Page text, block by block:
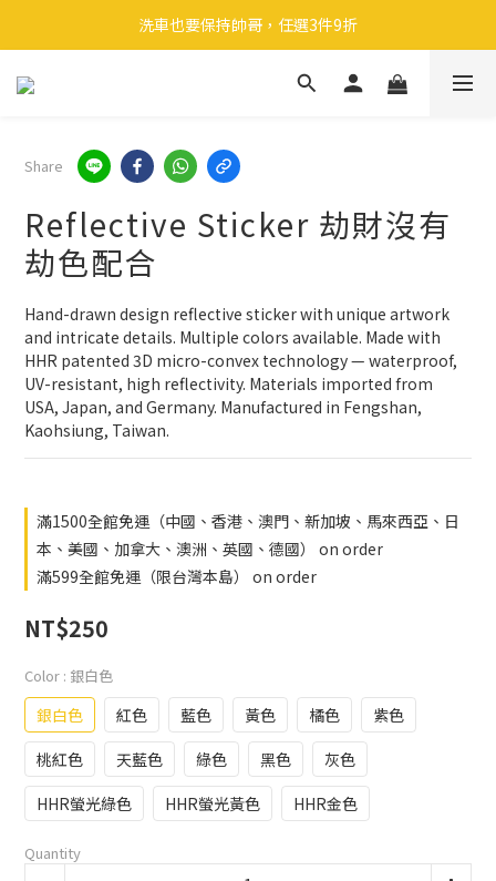
🎉 全館滿 599 免運（台灣本島）下單後 2 個工作天內寄出
洗車也要保持帥哥，任選3件9折
領取40元購物金
Share
Reflective Sticker 劫財沒有
劫色配合
Hand-drawn design reflective sticker with unique artwork
and intricate details. Multiple colors available. Made with
HHR patented 3D micro-convex technology — waterproof,
UV-resistant, high reflectivity. Materials imported from
USA, Japan, and Germany. Manufactured in Fengshan,
Kaohsiung, Taiwan.
滿1500全館免運（中國、香港、澳門、新加坡、馬來西亞、日
本、美國、加拿大、澳洲、英國、德國） on order
滿599全館免運（限台灣本島） on order
NT$250
Color : 銀白色
銀白色 紅色 藍色 黃色 橘色
紫色
桃紅色
天藍色 綠色 黑色
灰色
HHR螢光綠色
HHR螢光黃色 HHR金色
Quantity